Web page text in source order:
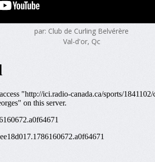
par: Club de Curling Belvérère
Val-d'or, Qc